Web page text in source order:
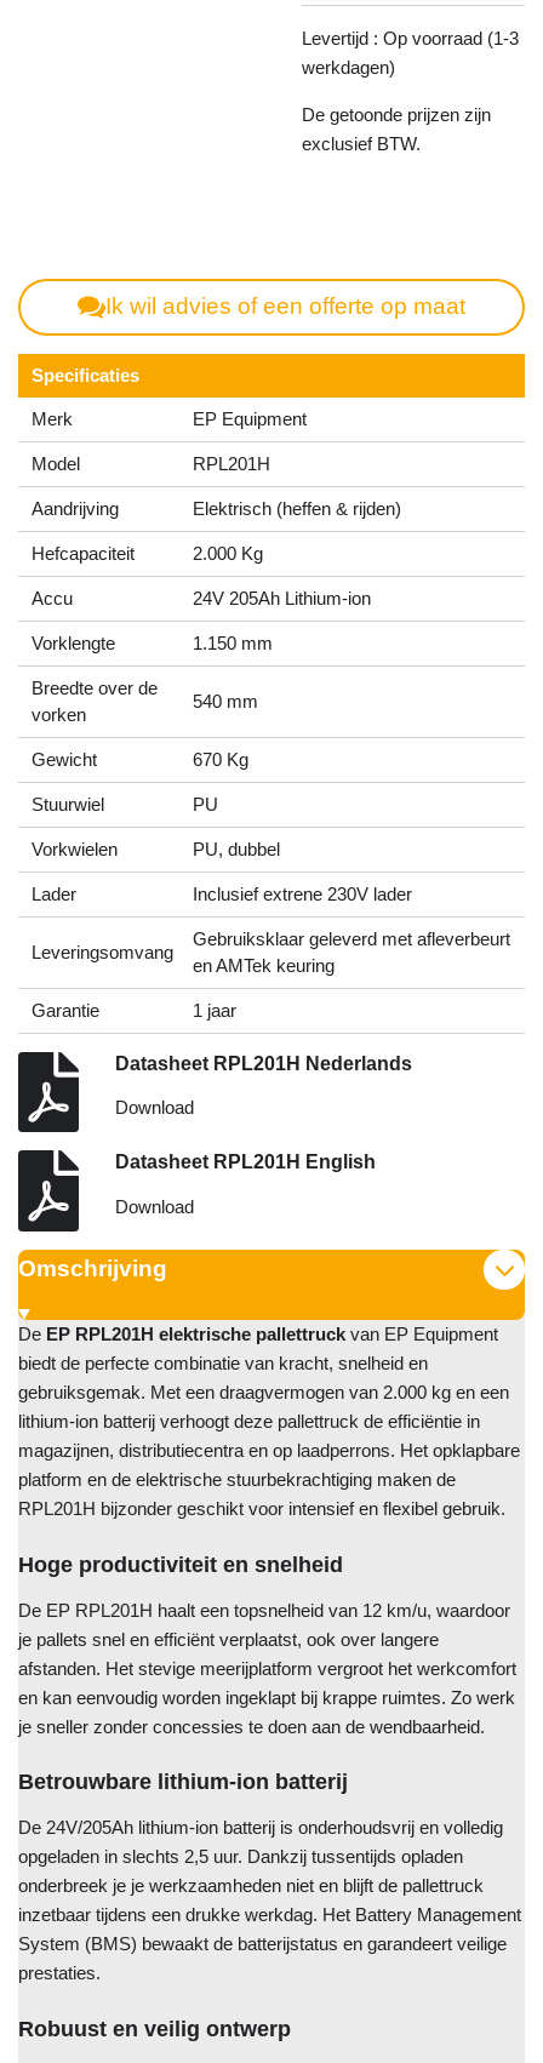
Levertijd : Op voorraad (1-3
werkdagen)
De getoonde prijzen zijn
exclusief BTW.
Ik wil advies of een offerte op maat
Specificaties
Merk EP Equipment
Model RPL201H
Aandrijving Elektrisch (heffen & rijden)
Hefcapaciteit 2.000 Kg
Accu 24V 205Ah Lithium-ion
Vorklengte 1.150 mm
Breedte over de
vorken
540 mm
Gewicht 670 Kg
Stuurwiel PU
Vorkwielen PU, dubbel
Lader Inclusief extrene 230V lader
Leveringsomvang
Gebruiksklaar geleverd met afleverbeurt
en AMTek keuring
Garantie 1 jaar
Datasheet RPL201H Nederlands
Download
Datasheet RPL201H English
Download
Omschrijving
De EP RPL201H elektrische pallettruck van EP Equipment
biedt de perfecte combinatie van kracht, snelheid en
gebruiksgemak. Met een draagvermogen van 2.000 kg en een
lithium-ion batterij verhoogt deze pallettruck de efficiëntie in
magazijnen, distributiecentra en op laadperrons. Het opklapbare
platform en de elektrische stuurbekrachtiging maken de
RPL201H bijzonder geschikt voor intensief en flexibel gebruik.
Hoge productiviteit en snelheid
De EP RPL201H haalt een topsnelheid van 12 km/u, waardoor
je pallets snel en efficiënt verplaatst, ook over langere
afstanden. Het stevige meerijplatform vergroot het werkcomfort
en kan eenvoudig worden ingeklapt bij krappe ruimtes. Zo werk
je sneller zonder concessies te doen aan de wendbaarheid.
Betrouwbare lithium-ion batterij
De 24V/205Ah lithium-ion batterij is onderhoudsvrij en volledig
opgeladen in slechts 2,5 uur. Dankzij tussentijds opladen
onderbreek je je werkzaamheden niet en blijft de pallettruck
inzetbaar tijdens een drukke werkdag. Het Battery Management
System (BMS) bewaakt de batterijstatus en garandeert veilige
prestaties.
Robuust en veilig ontwerp